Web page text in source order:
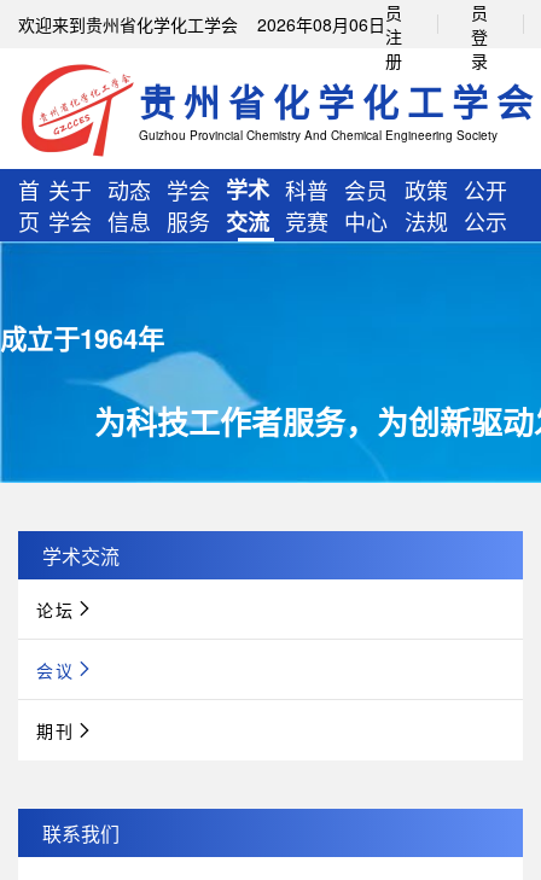
欢迎来到贵州省化学化工学会 2026年08月06日 员
注
册
员
登
录
贵州省化学化工学会
Guizhou Provincial Chemistry And Chemical Engineering Society
首
页
关于
学会
动态
信息
学会
服务
学术
交流
科普
竞赛
会员
中心
政策
法规
公开
公示
成立于1964年
为科技工作者服务，为创新驱
学术交流
论坛
会议
期刊
联系我们